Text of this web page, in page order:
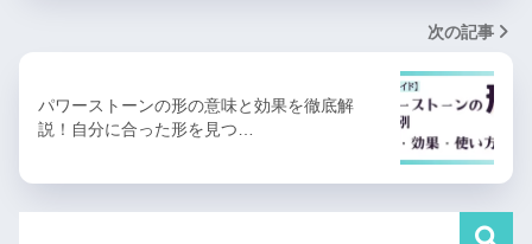
次の記事
パワーストーンの形の意味と効果を徹底解
説！自分に合った形を見つ…